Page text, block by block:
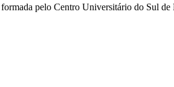
pelo Centro Universitário do Sul